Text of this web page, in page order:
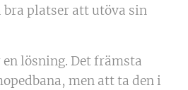
bra platser att utöva sin
en lösning. Det främsta
men att ta den i